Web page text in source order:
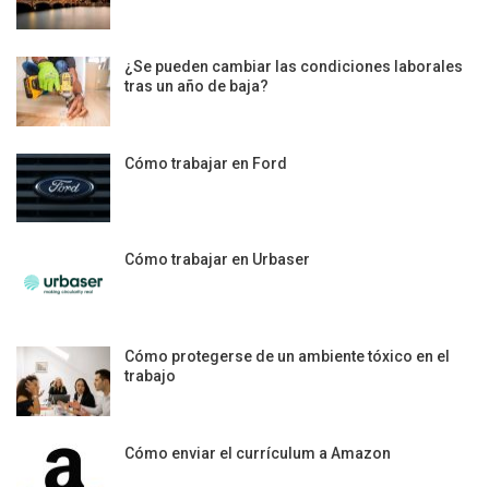
¿Se pueden cambiar las condiciones laborales
tras un año de baja?
Cómo trabajar en Ford
Cómo trabajar en Urbaser
Cómo protegerse de un ambiente tóxico en el
trabajo
Cómo enviar el currículum a Amazon